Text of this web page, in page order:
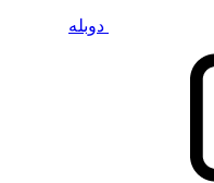
دوبله